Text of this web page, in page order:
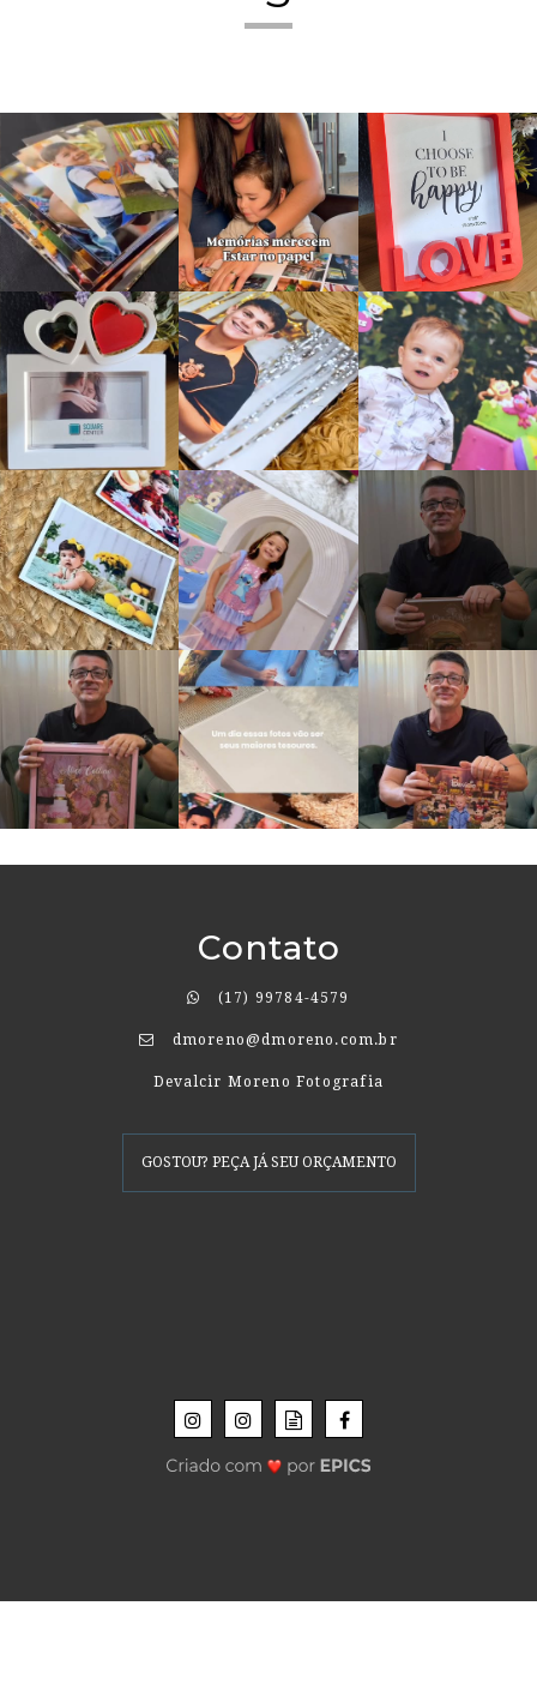
Contato
(17) 99784-4579
dmoreno@dmoreno.com.br
Devalcir Moreno Fotografia
GOSTOU? PEÇA JÁ SEU ORÇAMENTO